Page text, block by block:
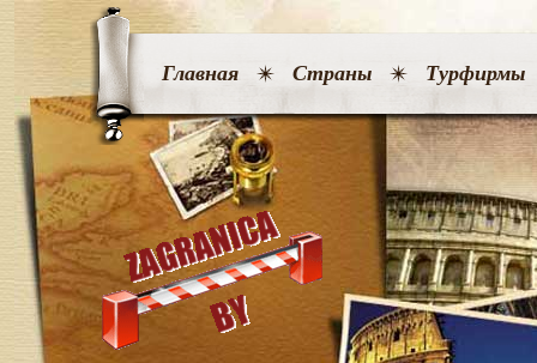
Главная Страны Турфирмы